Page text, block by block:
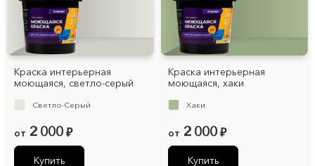
Краска интерьерная
моющаяся, светло-серый
Светло-Серый
от 2 000 ₽
Купить
Краска интерьерная
моющаяся, хаки
Хаки
от 2 000 ₽
Купить